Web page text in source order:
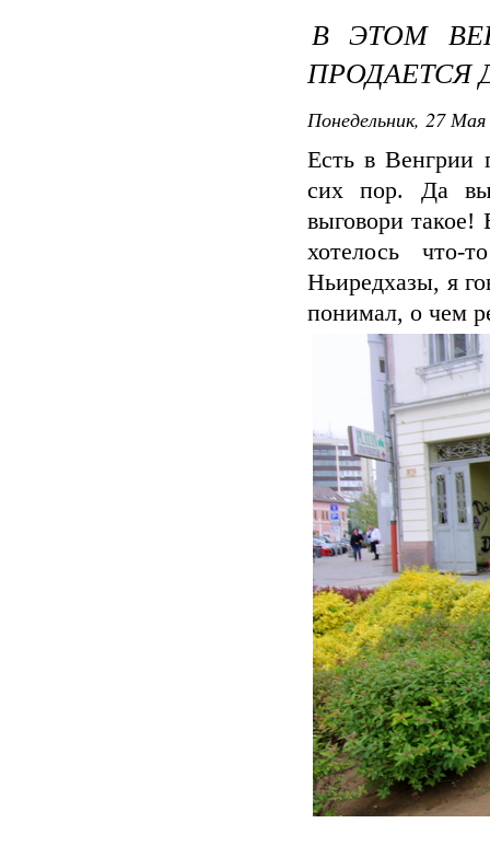
В ЭТОМ
ПРОДАЕТСЯ
Понедельник, 27
Есть в Венгрии
сих пор. Да вы
выговори
хотелось
Ньиредхазы, я
понимал, о чем